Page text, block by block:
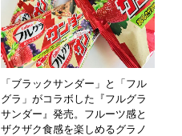
「ブラックサンダー」と「フル
グラ」がコラボした『フルグラ
サンダー』発売。フルーツ感と
ザクザク食感を楽しめるグラノ